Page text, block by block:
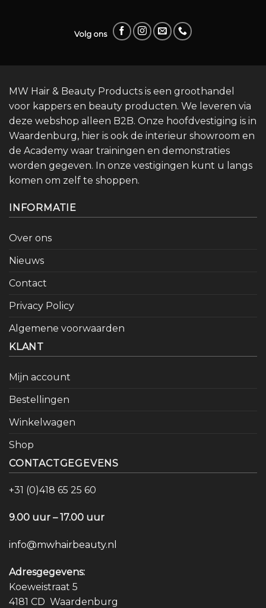
Volg ons
MW Hair & Beauty Products is een groothandel
voor kappers en beauty producten. We leveren via
deze webshop alleen B2B. Onze hoofdvestiging is in
Waardenburg, hier is ook de interieur showroom en
de Academy waar trainingen en demonstraties
worden gegeven. In onze vestigingen kunt u langs
komen om zelf te shoppen.
INFORMATIE
Over ons
Nieuws
Contact
Privacy Policy
Algemene voorwaarden
KLANT
Mijn account
Bestellingen
Winkelwagen
Shop
CONTACTGEGEVENS
+31 (0)418 65 25 60
9.00 uur – 17.00 uur
info@mwhairbeauty.nl
Adresgegevens:
Koeweistraat 5
4181 CD Waardenburg